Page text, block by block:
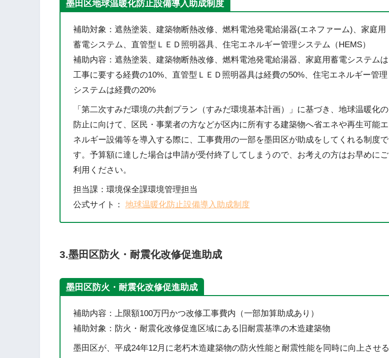
墨田区地球温暖化防止設備導入助成制度
補助対象：遮熱塗装、建築物断熱改修、燃料電池発電給湯器(エネファーム)、家庭用
蓄電システム、直管型ＬＥＤ照明器具、住宅エネルギー管理システム（HEMS）
補助内容：遮熱塗装、建築物断熱改修、燃料電池発電給湯器、家庭用蓄電システムは
工事に要する経費の10%、直管型ＬＥＤ照明器具は経費の50%、住宅エネルギー管理
システムは経費の20%
「第二次すみだ環境の共創プラン（すみだ環境基本計画）」に基づき、地球温暖化の
防止に向けて、区民・事業者の方などが区内に所有する建築物へ省エネや再生可能エ
ネルギー設備等を導入する際に、工事費用の一部を墨田区が助成をしてくれる制度で
す。予算額に達した場合は申請が受付終了してしまうので、お考えの方はお早めにご
利用ください。
担当課：環境保全課環境管理担当
公式サイト： 地球温暖化防止設備導入助成制度
3.墨田区防火・耐震化改修促進助成
墨田区防火・耐震化改修促進助成
補助内容：上限額100万円かつ改修工事費内（一部加算助成あり）
補助対象：防火・耐震化改修促進区域にある旧耐震基準の木造建築物
墨田区が、平成24年12月に老朽木造建築物の防火性能と耐震性能を同時に向上させる